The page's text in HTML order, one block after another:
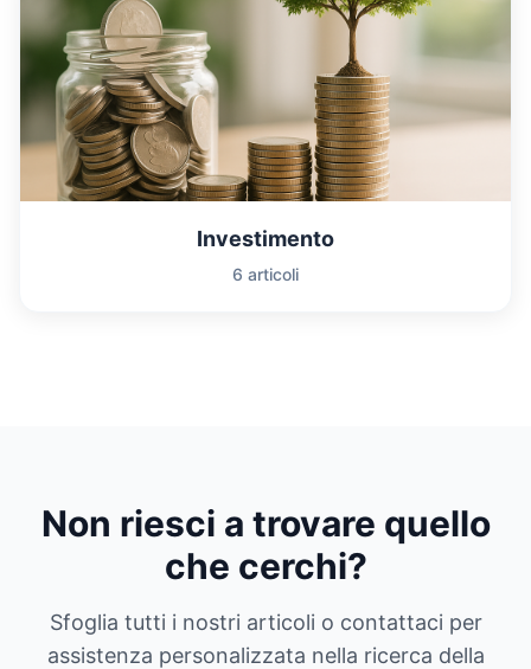
Investimento
6 articoli
Non riesci a trovare quello
che cerchi?
Sfoglia tutti i nostri articoli o contattaci per
assistenza personalizzata nella ricerca della